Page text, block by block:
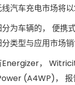
汽车充电市场将
为车辆的， 便携
类型与应用市场
Energizer，
(A4WP)， 报